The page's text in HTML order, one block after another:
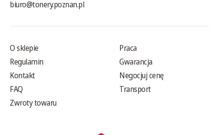
biuro@tonery.poznan.pl
O sklepie
Regulamin
Kontakt
FAQ
Zwroty towaru
Praca
Gwarancja
Negocjuj cenę
Transport